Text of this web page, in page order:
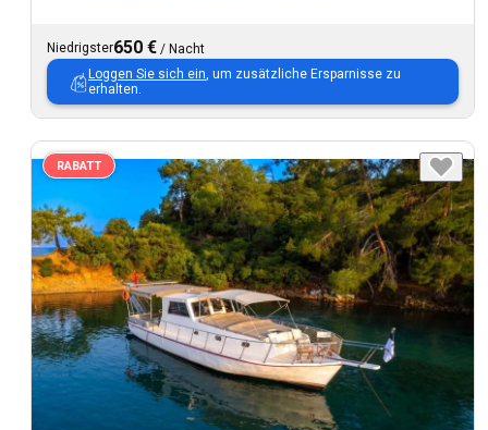
Niedrigster650 € / Nacht
Loggen Sie sich ein, um zusätzliche Ersparnisse zu
erhalten.
RABATT